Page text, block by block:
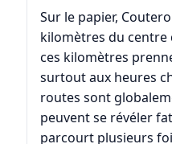
Sur le papier,
kilomètres du centre
ces kilomètres
surtout aux heures
routes sont
peuvent se révéler
parcourt plusieurs